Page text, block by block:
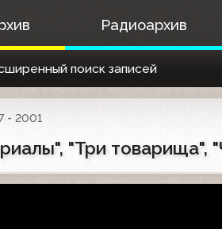
Радиоархив
поиск записей
- 2001
"Три товарища",